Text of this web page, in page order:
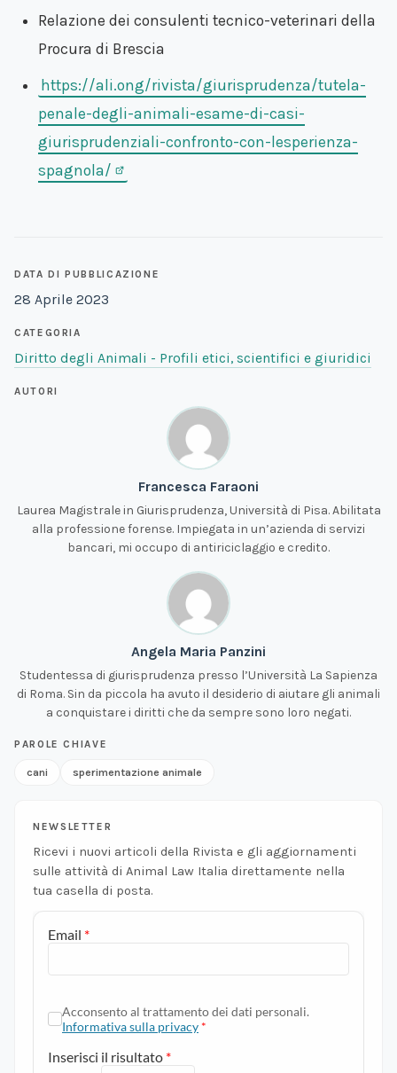
DATA DI PUBBLICAZIONE
28 Aprile 2023
CATEGORIA
Diritto degli Animali - Profili etici, scientifici e giuridici
AUTORI
Francesca Faraoni
Laurea Magistrale in Giurisprudenza, Università di Pisa. Abilitata
alla professione forense. Impiegata in un’azienda di servizi
bancari, mi occupo di antiriciclaggio e credito.
Angela Maria Panzini
Studentessa di giurisprudenza presso l’Università La Sapienza
di Roma. Sin da piccola ha avuto il desiderio di aiutare gli animali
a conquistare i diritti che da sempre sono loro negati.
PAROLE CHIAVE
cani sperimentazione animale
NEWSLETTER
Ricevi i nuovi articoli della Rivista e gli aggiornamenti
sulle attività di Animal Law Italia direttamente nella
tua casella di posta.
Relazione dei consulenti tecnico-veterinari della
Procura di Brescia
https://ali.ong/rivista/giurisprudenza/tutela-
penale-degli-animali-esame-di-casi-
giurisprudenziali-confronto-con-lesperienza-
spagnola/